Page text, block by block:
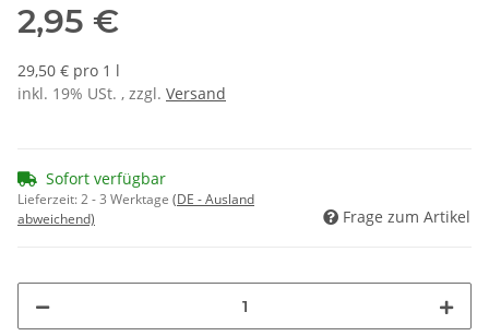
2,95 €
29,50 € pro 1 l
inkl. 19% USt. , zzgl. Versand
Sofort verfügbar
Lieferzeit:2 - 3 Werktage (DE - Ausland
abweichend)
Frage zum Artikel